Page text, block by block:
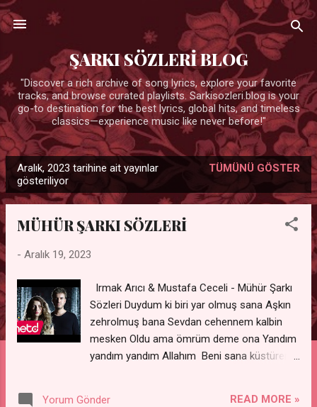
Ana içeriğe atla
ŞARKI SÖZLERİ BLOG
"Discover a rich archive of song lyrics, explore your favorite
tracks, and browse curated playlists. Sarkisozleri.blog is your
go-to destination for the best lyrics, global hits, and timeless
classics—experience music like never before!"
a
Aralık, 2023 tarihine ait yayınlar
gösteriliyor
TÜMÜNÜ GÖSTER
MÜHÜR ŞARKI SÖZLERİ
- Aralık 19, 2023
Irmak Arıcı & Mustafa Ceceli - Mühür Şarkı
Sözleri Duydum ki biri yar olmuş sana Aşkın
zehrolmuş bana Sevdan cehennem kalbin
mesken Oldu ama ömrüm deme ona Yandım
yandım yandım Allahım Beni sana küstüren
Yorum Gönder READ MORE »